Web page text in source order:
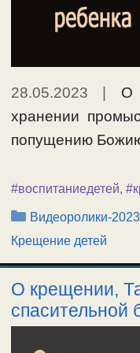
28.05.2023
О
хранении
попущению
#воспитаниедетей,
Рубрики
Видеоролики-2023
Крещение детей
О крещении,
спасительной